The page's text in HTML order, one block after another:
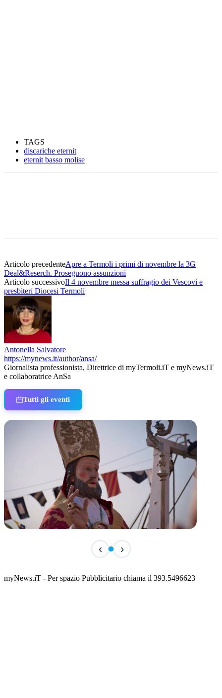
TAGS
discariche eternit
eternit basso molise
Articolo precedenteApre a Termoli i primi di novembre la 3G
Deal&Reserch. Proseguono assunzioni
Articolo successivoIl 4 novembre messa suffragio dei Vescovi e
presbiteri Diocesi Termoli
Antonella Salvatore
https://mynews.it/author/ansa/
Giornalista professionista, Direttrice di myTermoli.iT e myNews.iT
e collaboratrice AnSa
Tutti gli eventi
San Basso 2026 - il programma delle feste
‹ ›
myNews.iT - Per spazio Pubblicitario chiama il 393.5496623